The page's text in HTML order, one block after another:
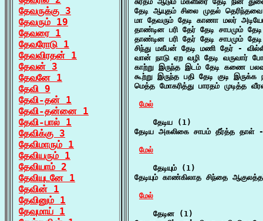
தேவருக்கு 3
தேவரும் 19
தேவரை 1
தேவரோடு 1
தேவவிரதன் 1
தேவன் 3
தேவனே 1
தேவி 9
தேவி-தன் 1
தேவி-தன்னை 1
தேவி-பால் 1
தேவிக்கு 3
தேவிமாரும் 1
தேவியரும் 1
தேவியாம் 2
தேவியுடனே 1
தேவின் 1
தேவினும் 1
தேவுமாய் 1
தேடி ஆயுதம் சிலை முதல்
மா தேவரும் தேடி காணா மலர்
தாண்டின பரி தேர் தேடி சாபமும்
தாண்டின பரி தேர் தேடி சாபமும்
சிந்து மகீபன் தேடி மணி தேர் -
வான் நாடு ஏற வழி தேடி வருவார்
காற்று இருந்த இடம் தேடி கணை
கூற்று இருந்த பதி தேடி குடி
மெத்த மோகரித்து பாரதம் முடித்த
மேல்
    தேடிய (1)
தேடிய அகலிகை சாபம் தீர்த்த தாள்
மேல்
    தேடியும் (1)
தேடியும் காண்கிலாத சிந்தை
மேல்
    தேடின (1)